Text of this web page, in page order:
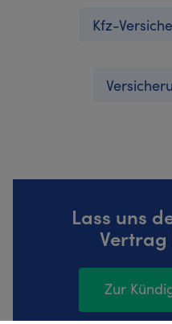
Kfz-
Lass uns
Vertrag
Zur